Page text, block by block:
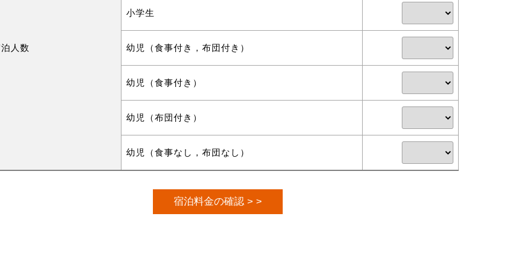
人数
小学生
幼児（食事付き，布団付き）
幼児（食事付き）
幼児（布団付き）
幼児（食事なし，布団なし）
宿泊料金の確認 > >